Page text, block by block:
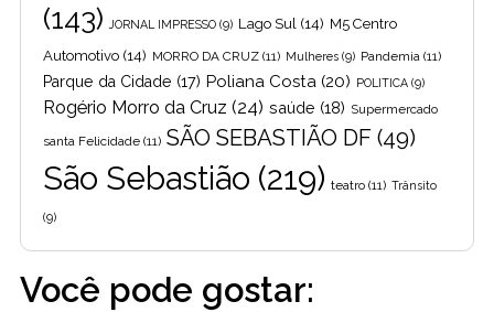
(143)
JORNAL IMPRESSO (9) Lago Sul (14) M5 Centro
Automotivo (14) MORRO DA CRUZ (11) Mulheres (9) Pandemia (11)
Parque da Cidade (17) Poliana Costa (20) POLITICA (9)
Rogério Morro da Cruz (24) saúde (18) Supermercado
santa Felicidade (11) SÃO SEBASTIÃO DF (49)
São Sebastião (219) teatro (11) Trânsito
(9)
Você pode gostar: